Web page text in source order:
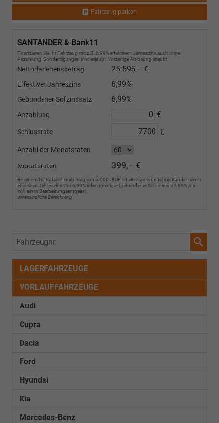
Fahrzeug parken
SANTANDER & Bank11
Finanzieren Sie Ihr Fahrzeug mit z.B. 6,99% effektivem Jahreszins auch ohne
Anzahlung. Sondertilgungen sind erlaubt. Vorzeitige Ablösung erlaubt.
Nettodarlehensbetrag 25.595,– €
Effektiver Jahreszins 6,99%
Gebundener Sollzinssatz 6,99%
Anzahlung €
Schlussrate €
Anzahl der Monatsraten
Monatsraten 399,– €
Bei einem Nettodarlehensbetrag von 5.000,- EUR erhalten zwei Drittel der Kunden einen
effektiven Jahreszins von 6,99% oder günstiger (gebundener Sollzinssatz 6,99% p.a.
inkl. eines Bearbeitungsentgelts).
unverbindliche Berechnung
Fahrzeugnr.
LAGERFAHRZEUGE
VORLAUFFAHRZEUGE
Audi
Cupra
Dacia
Ford
Hyundai
Kia
Mercedes-Benz